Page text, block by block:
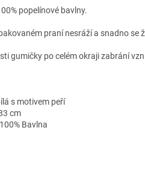
popelínové bavlny.
praní nesráží a snadno se
gumičky po celém okraji zabrání
s motivem peří
cm
Bavlna